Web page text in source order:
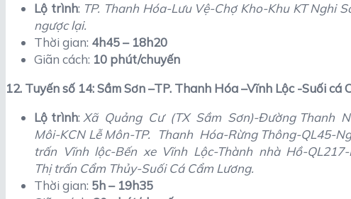
Lộ trình: TP. Thanh Hóa-Lưu Vệ-Chợ Kho-Khu KT Nghi
ngược lại.
Thời gian: 4h45 – 18h20
Giãn cách: 10 phút/chuyến
12. Tuyến số 14: Sầm Sơn –TP. Thanh Hóa –Vĩnh Lộc -Suối cá
Lộ trình: Xã Quảng Cư (TX Sầm Sơn)-Đường Thanh
Môi-KCN Lễ Môn-TP. Thanh Hóa-Rừng Thông-QL45-
trấn Vĩnh lộc-Bến xe Vĩnh Lộc-Thành nhà Hồ-
Thị trấn Cẩm Thủy-Suối Cá Cẩm Lương.
Thời gian: 5h – 19h35